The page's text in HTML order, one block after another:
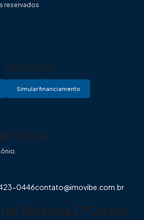
reservados
Serviços
Simular financiamento
0446contato@imovibe.com.br
Bárbara D'Oeste